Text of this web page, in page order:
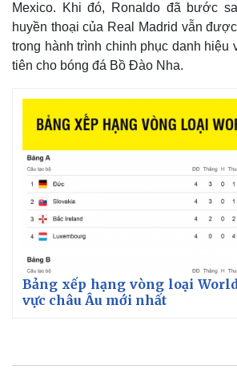
Thế giới
Quan sát
Cuộc sống đó đây
Hồ sơ
Video
Mexico. Khi đó, Ronaldo đã bước
huyền thoại của Real Madrid vẫn
trong hành trình chinh phục danh hiệu
tiên cho bóng đá Bồ Đào Nha.
Bảng xếp hạng vòng loại
vực châu Âu mới nhất